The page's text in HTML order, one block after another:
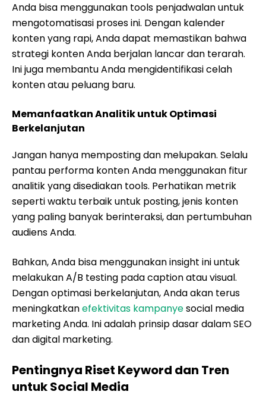
Anda bisa menggunakan tools penjadwalan untuk
mengotomatisasi proses ini. Dengan kalender
konten yang rapi, Anda dapat memastikan bahwa
strategi konten Anda berjalan lancar dan terarah.
Ini juga membantu Anda mengidentifikasi celah
konten atau peluang baru.
Memanfaatkan Analitik untuk Optimasi
Berkelanjutan
Jangan hanya memposting dan melupakan. Selalu
pantau performa konten Anda menggunakan fitur
analitik yang disediakan tools. Perhatikan metrik
seperti waktu terbaik untuk posting, jenis konten
yang paling banyak berinteraksi, dan pertumbuhan
audiens Anda.
Bahkan, Anda bisa menggunakan insight ini untuk
melakukan A/B testing pada caption atau visual.
Dengan optimasi berkelanjutan, Anda akan terus
meningkatkanefektivitas kampanyesocial media
marketing Anda. Ini adalah prinsip dasar dalam SEO
dan digital marketing.
Pentingnya Riset Keyword dan Tren
untuk Social Media